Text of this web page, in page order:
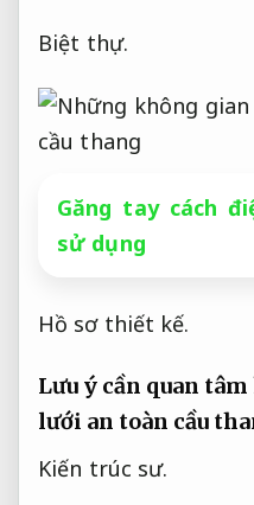
Biệt thự.
Găng tay cách
sử dụng
Hồ sơ thiết kế.
Lưu ý cần quan
lưới an toàn cầu
Kiến trúc sư.